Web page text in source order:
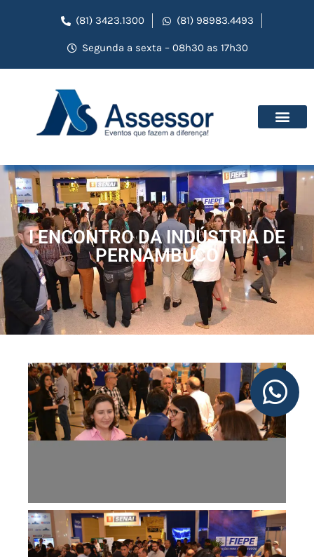
(81) 3423.1300 (81) 98983.4493
Segunda a sexta – 08h30 as 17h30
I ENCONTRO DA INDÚSTRIA DE
PERNAMBUCO